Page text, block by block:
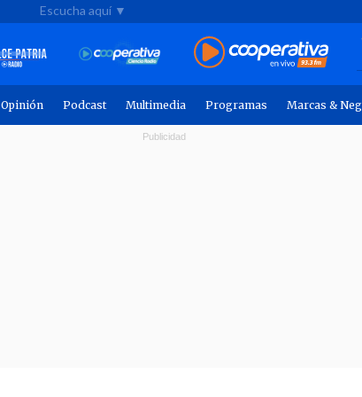
Escucha aquí ▼
Opinión Podcast Multimedia Programas Marcas &